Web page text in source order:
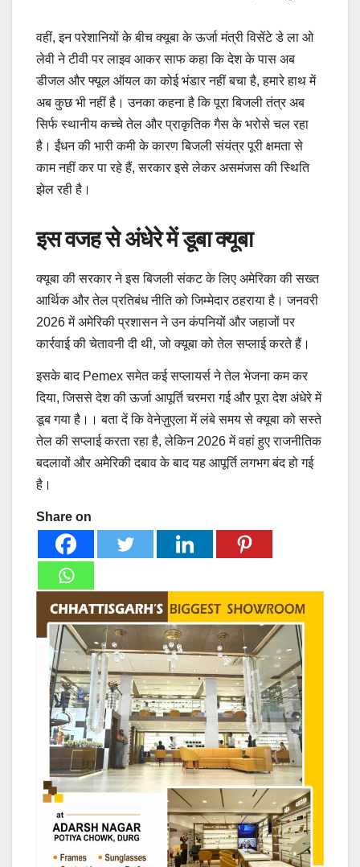
वहीं, इन परेशानियों के बीच क्यूबा के ऊर्जा मंत्री विसेंटे डे ला ओ
लेवी ने टीवी पर लाइव आकर साफ कहा कि देश के पास अब
डीजल और फ्यूल ऑयल का कोई भंडार नहीं बचा है, हमारे हाथ में
अब कुछ भी नहीं है। उनका कहना है कि पूरा बिजली तंत्र अब
सिर्फ स्थानीय कच्चे तेल और प्राकृतिक गैस के भरोसे चल रहा
है। ईंधन की भारी कमी के कारण बिजली संयंत्र पूरी क्षमता से
काम नहीं कर पा रहे हैं, सरकार इसे लेकर असमंजस की स्थिति
झेल रही है।
इस वजह से अंधेरे में डूबा क्यूबा
क्यूबा की सरकार ने इस बिजली संकट के लिए अमेरिका की सख्त
आर्थिक और तेल प्रतिबंध नीति को जिम्मेदार ठहराया है। जनवरी
2026 में अमेरिकी प्रशासन ने उन कंपनियों और जहाजों पर
कार्रवाई की चेतावनी दी थी, जो क्यूबा को तेल सप्लाई करते हैं।
इसके बाद Pemex समेत कई सप्लायर्स ने तेल भेजना कम कर
दिया, जिससे देश की ऊर्जा आपूर्ति चरमरा गई और पूरा देश अंधेरे में
डूब गया है।। बता दें कि वेनेज़ुएला में लंबे समय से क्यूबा को सस्ते
तेल की सप्लाई करता रहा है, लेकिन 2026 में वहां हुए राजनीतिक
बदलावों और अमेरिकी दबाव के बाद यह आपूर्ति लगभग बंद हो गई
है।
Share on